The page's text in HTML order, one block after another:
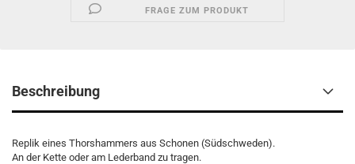
FRAGE ZUM PRODUKT
Beschreibung
Replik eines Thorshammers aus Schonen (Südschweden).
An der Kette oder am Lederband zu tragen.